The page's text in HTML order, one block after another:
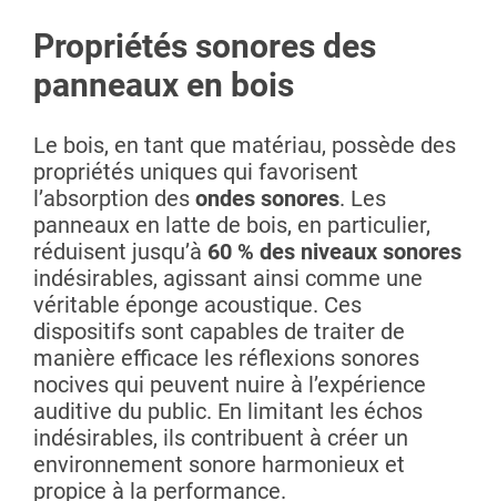
Propriétés sonores des
panneaux en bois
Le bois, en tant que matériau, possède des
propriétés uniques qui favorisent
l’absorption des ondes sonores. Les
panneaux en latte de bois, en particulier,
réduisent jusqu’à 60 % des niveaux sonores
indésirables, agissant ainsi comme une
véritable éponge acoustique. Ces
dispositifs sont capables de traiter de
manière efficace les réflexions sonores
nocives qui peuvent nuire à l’expérience
auditive du public. En limitant les échos
indésirables, ils contribuent à créer un
environnement sonore harmonieux et
propice à la performance.